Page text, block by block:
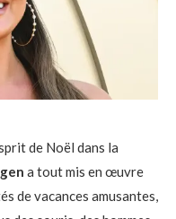
de Noël dans la
a tout mis en œuvre
de vacances amusantes,